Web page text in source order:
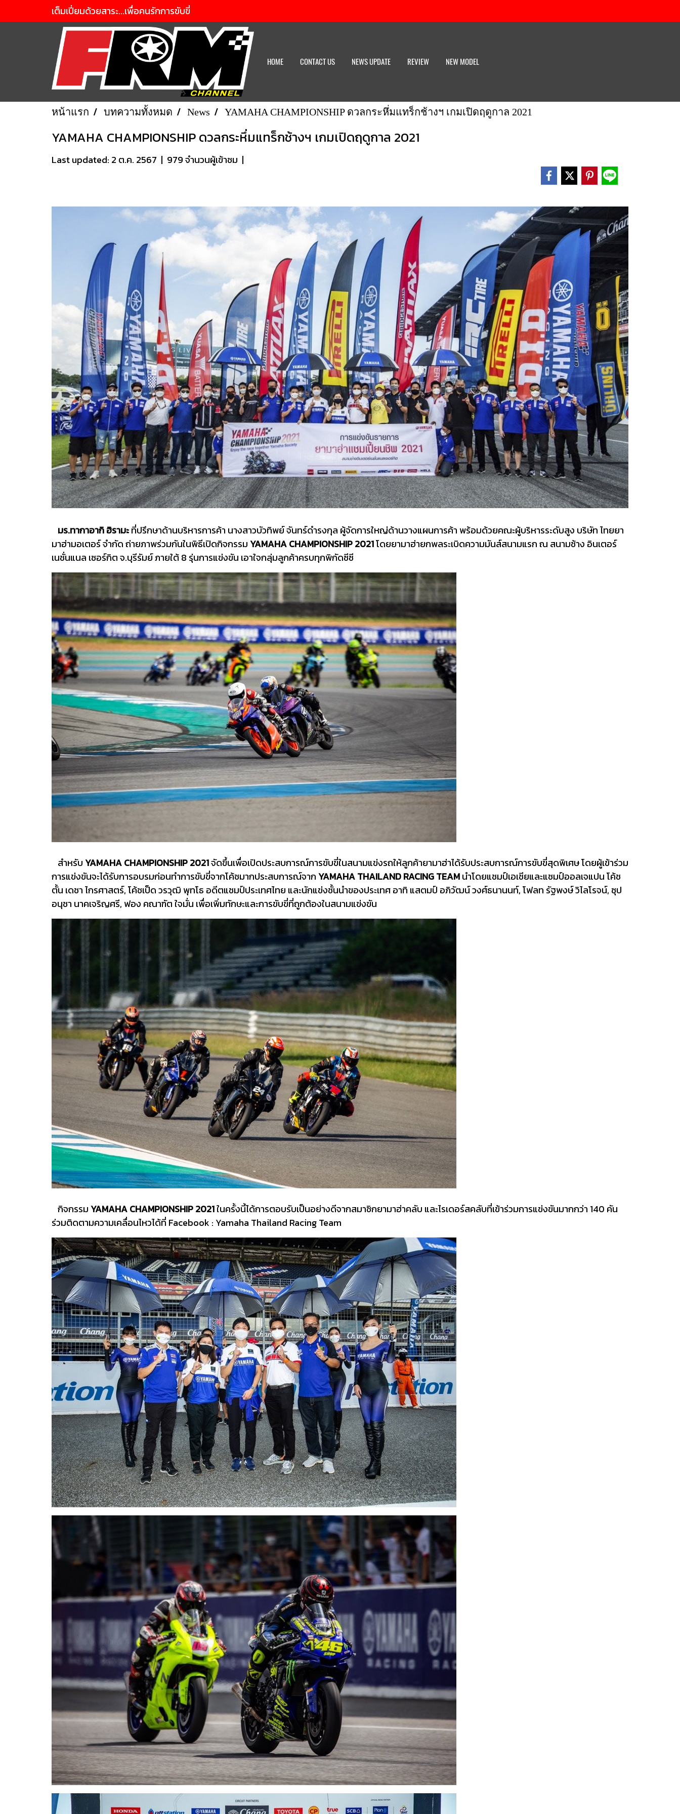
เต็มเปี่ยมด้วยสาระ...เพื่อคนรักการขับขี่
HOME CONTACT US NEWS UPDATE REVIEW NEW MODEL
หน้าแรก บทความทั้งหมด News YAMAHA CHAMPIONSHIP ดวลกระหึ่มแทร็กช้างฯ เกมเปิดฤดูกาล​ 2021
YAMAHA CHAMPIONSHIP ดวลกระหึ่มแทร็กช้างฯ เกมเปิดฤดูกาล​ 2021
Last updated: 2 ต.ค. 2567 | 979 จำนวนผู้เข้าชม |
มร.ทากาอากิ ฮิรามะที่ปรึกษาด้านบริหารการค้า นางสาวบัวทิพย์ จันทร์ดำรงกุล ผู้จัดการใหญ่ด้านวางแผนการค้า พร้อมด้วยคณะผู้บริหารระดับสูง บริษัท ไทยยา
มาฮ่ามอเตอร์ จำกัด ถ่ายภาพร่วมกันในพิธีเปิดกิจกรรมYAMAHA CHAMPIONSHIP 2021โดยยามาฮ่ายกพลระเบิดความมันส์สนามแรก ณ สนามช้าง อินเตอร์
เนชั่นแนล เซอร์กิต จ.บุรีรัมย์ ภายใต้ 8 รุ่นการแข่งขัน เอาใจกลุ่มลูกค้าครบทุกพิกัดซีซี
สำหรับYAMAHA CHAMPIONSHIP 2021จัดขึ้นเพื่อเปิดประสบการณ์การขับขี่ในสนามแข่งรถให้ลูกค้ายามาฮ่าได้รับประสบการณ์การขับขี่สุดพิเศษ โดยผู้เข้าร่วม
การแข่งขันจะได้รับการอบรมก่อนทำการขับขี่จากโค้ชมากประสบการณ์​จากYAMAHA THAILAND RACING TEAMนำโดยแชมป์เอเชียและแชมป์ออลเจแปน โค้ช
ตั้น เดชา ไกรศาสตร์, โค้ชเป็ด วรวุฒิ พุทโธ อดีตแชมป์ประเทศไทย และนักแข่งชั้นนำของประเทศ อาทิ แสตมป์ อภิวัฒน์ วงศ์ธนานนท์, โฟลท รัฐพงษ์ วิไลโรจน์, ซุป
อนุชา นาคเจริญศรี, ฟอง คณาฑัต ใจมั่น เพื่อเพิ่มทักษะและการขับขี่ที่ถูกต้องในสนามแข่งขัน
กิจกรรมYAMAHA CHAMPIONSHIP 2021ในครั้งนี้ได้การตอบรับเป็นอย่างดีจากสมาชิกยามาฮ่าคลับ และไรเดอร์สคลับที่เข้าร่วมการแข่งขันมากกว่า 140 คัน
ร่วมติดตามความเคลื่อนไหวได้ที่ Facebook : Yamaha Thailand Racing Team